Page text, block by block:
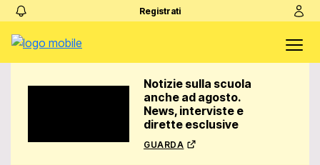
Registrati
Notizie sulla scuola
anche ad agosto.
News, interviste e
dirette esclusive
guarda